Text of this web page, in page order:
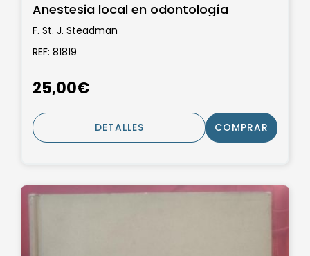
Anestesia local en odontología
F. St. J. Steadman
REF: 81819
25,00€
DETALLES COMPRAR